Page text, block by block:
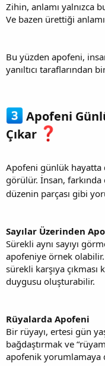
Zihin, anlamı yalnızca
Ve bazen ürettiği
Bu yüzden apofeni,
yanıltıcı taraflarından
Apofeni
Çıkar
Apofeni günlük hayatta
görülür. İnsan, farkında
düzenin parçası gibi
Sayılar Üzerinden
Sürekli aynı sayıyı
apofeniye örnek
sürekli karşıya
duygusu oluşturabilir.
Rüyalarda Apofeni
Bir rüyayı, ertesi gün
bağdaştırmak ve
apofenik yorumlamaya